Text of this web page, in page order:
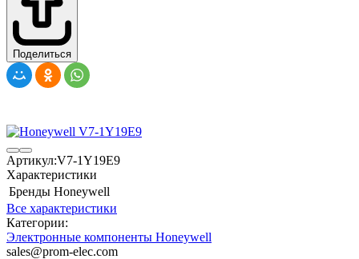
Поделиться
Артикул:V7-1Y19E9
Характеристики
Бренды Honeywell
Все характеристики
Категории:
Электронные компоненты Honeywell
sales@prom-elec.com